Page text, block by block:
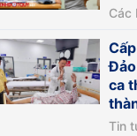
Các
ca
Tin